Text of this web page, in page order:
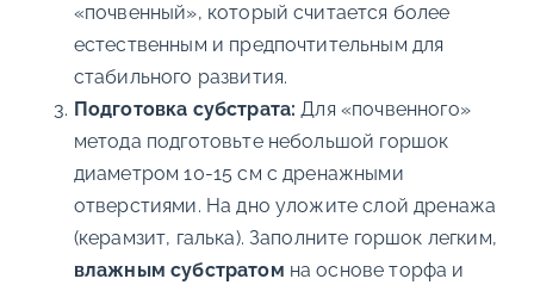
«почвенный», который считается более
естественным и предпочтительным для
стабильного развития.
Подготовка субстрата: Для «почвенного»
метода подготовьте небольшой горшок
диаметром 10-15 см с дренажными
отверстиями. На дно уложите слой дренажа
(керамзит, галька). Заполните горшок легким,
влажным субстратом на основе торфа и